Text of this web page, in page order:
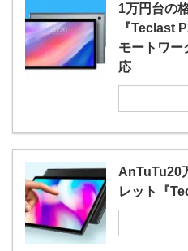
1万円台の
『Teclast
モートワー
応
AnTuTu20
レット『